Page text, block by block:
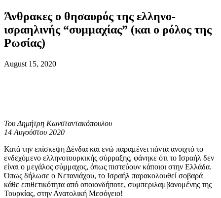
Άνθρακες ο θησαυρός της ελληνο-
ισραηλινής “συμμαχίας” (και ο ρόλος της
Ρωσίας)
August 15, 2020
Του Δημήτρη Κωνσταντακόπουλου
14 Αυγούστου 2020
Κατά την επίσκεψη Δένδια και ενώ παραμένει πάντα ανοιχτό το
ενδεχόμενο ελληνοτουρκικής σύρραξης, φάνηκε ότι το Ισραήλ δεν
είναι ο μεγάλος σύμμαχος, όπως πιστεύουν κάποιοι στην Ελλάδα.
Όπως δήλωσε ο Νετανιάχου, το Ισραήλ παρακολουθεί σοβαρά
κάθε επιθετικότητα από οποιονδήποτε, συμπεριλαμβανομένης της
Τουρκίας, στην Ανατολική Μεσόγειο!